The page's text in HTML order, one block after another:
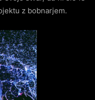
z bobnarjem.